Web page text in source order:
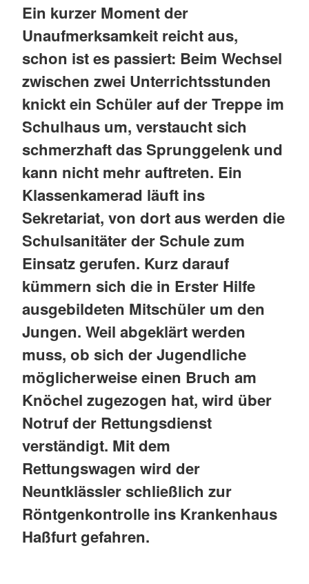
Ein kurzer Moment der
Unaufmerksamkeit reicht aus,
schon ist es passiert: Beim Wechsel
zwischen zwei Unterrichtsstunden
knickt ein Schüler auf der Treppe im
Schulhaus um, verstaucht sich
schmerzhaft das Sprunggelenk und
kann nicht mehr auftreten. Ein
Klassenkamerad läuft ins
Sekretariat, von dort aus werden die
Schulsanitäter der Schule zum
Einsatz gerufen. Kurz darauf
kümmern sich die in Erster Hilfe
ausgebildeten Mitschüler um den
Jungen. Weil abgeklärt werden
muss, ob sich der Jugendliche
möglicherweise einen Bruch am
Knöchel zugezogen hat, wird über
Notruf der Rettungsdienst
verständigt. Mit dem
Rettungswagen wird der
Neuntklässler schließlich zur
Röntgenkontrolle ins Krankenhaus
Haßfurt gefahren.